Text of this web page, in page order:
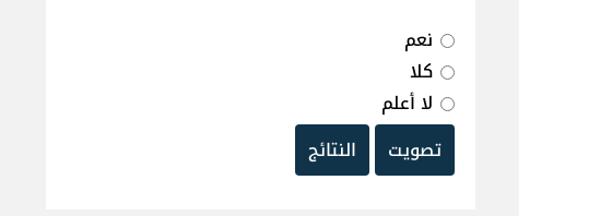
نعم
كلا
لا أعلم
تصويت
النتائج